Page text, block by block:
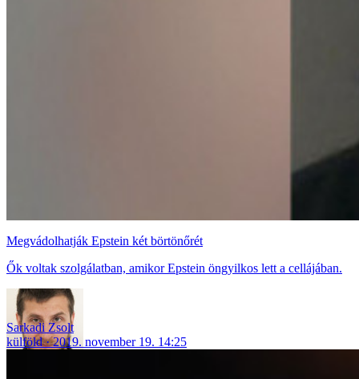
Megvádolhatják Epstein két börtönőrét
Ők voltak szolgálatban, amikor Epstein öngyilkos lett a cellájában.
Sarkadi Zsolt
külföld
2019. november 19. 14:25